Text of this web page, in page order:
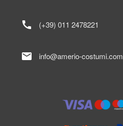
call (+39) 011 2478221
mail info@amerio-costumi.com